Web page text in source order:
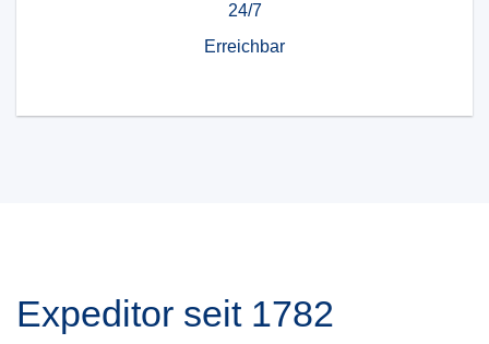
24/7
Erreichbar
Expeditor seit 1782